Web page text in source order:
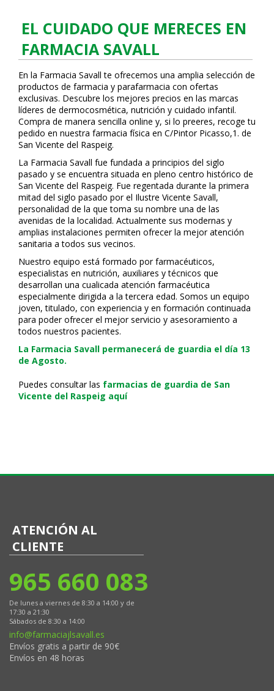
EL CUIDADO QUE MERECES EN
FARMACIA SAVALL
En la Farmacia Savall te ofrecemos una amplia selección de
productos de farmacia y parafarmacia con ofertas
exclusivas. Descubre los mejores precios en las marcas
líderes de dermocosmética, nutrición y cuidado infantil.
Compra de manera sencilla online y, si lo prefieres, recoge tu
pedido en nuestra farmacia física en C/Pintor Picasso,1. de
San Vicente del Raspeig.
La Farmacia Savall fue fundada a principios del siglo
pasado y se encuentra situada en pleno centro histórico de
San Vicente del Raspeig. Fue regentada durante la primera
mitad del siglo pasado por el Ilustre Vicente Savall,
personalidad de la que toma su nombre una de las
avenidas de la localidad. Actualmente sus modernas y
amplias instalaciones permiten ofrecer la mejor atención
sanitaria a todos sus vecinos.
Nuestro equipo está formado por farmacéuticos,
especialistas en nutrición, auxiliares y técnicos que
desarrollan una cualificada atención farmacéutica
especialmente dirigida a la tercera edad. Somos un equipo
joven, titulado, con experiencia y en formación continuada
para poder ofrecer el mejor servicio y asesoramiento a
todos nuestros pacientes.
La Farmacia Savall permanecerá de guardia el día 13
de Agosto.
Puedes consultar las farmacias de guardia de San
Vicente del Raspeig aquí
ATENCIÓN AL
CLIENTE
965 660 083
De lunes a viernes de 8:30 a 14:00 y de
17:30 a 21:30
Sábados de 8:30 a 14:00
info@farmaciajlsavall.es
Envíos gratis a partir de 90€
Envíos en 48 horas